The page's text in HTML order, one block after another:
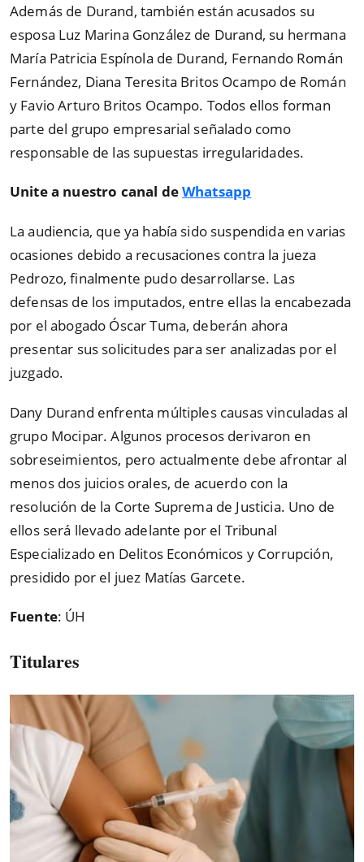
Además de Durand, también están acusados su
esposa Luz Marina González de Durand, su hermana
María Patricia Espínola de Durand, Fernando Román
Fernández, Diana Teresita Britos Ocampo de Román
y Favio Arturo Britos Ocampo. Todos ellos forman
parte del grupo empresarial señalado como
responsable de las supuestas irregularidades.
Unite a nuestro canal deWhatsapp
La audiencia, que ya había sido suspendida en varias
ocasiones debido a recusaciones contra la jueza
Pedrozo, finalmente pudo desarrollarse. Las
defensas de los imputados, entre ellas la encabezada
por el abogado Óscar Tuma, deberán ahora
presentar sus solicitudes para ser analizadas por el
juzgado.
Dany Durand enfrenta múltiples causas vinculadas al
grupo Mocipar. Algunos procesos derivaron en
sobreseimientos, pero actualmente debe afrontar al
menos dos juicios orales, de acuerdo con la
resolución de la Corte Suprema de Justicia. Uno de
ellos será llevado adelante por el Tribunal
Especializado en Delitos Económicos y Corrupción,
presidido por el juez Matías Garcete.
Fuente: ÚH
Titulares